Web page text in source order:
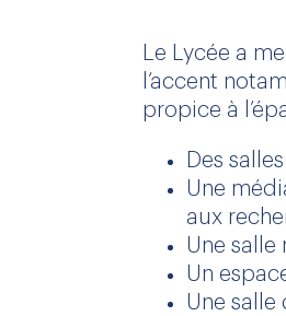
Le Lycée a
l’accent
propice à
Des
Une
aux
Une
Un
Une salle